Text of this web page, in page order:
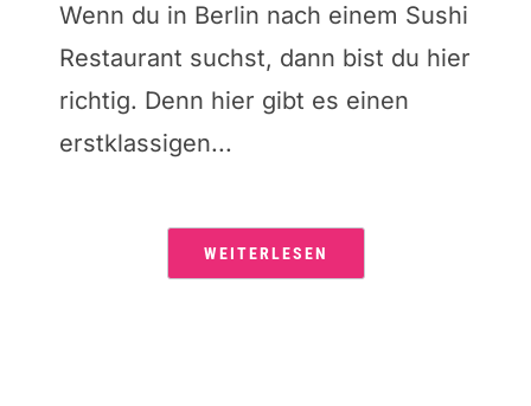
Wenn du in Berlin nach einem Sushi
Restaurant suchst, dann bist du hier
richtig. Denn hier gibt es einen
erstklassigen...
WEITERLESEN